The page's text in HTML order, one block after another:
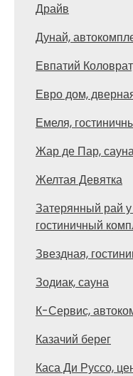
Драйв
Дунай,
Евпатий
Евро дом,
Емеля,
Жар де Пар,
Желтая Девятка
Затерянный рай
гостиничный
Звездная,
Зодиак, сауна
К-Сервис,
Казачий берег
Каса Ди Руссо,